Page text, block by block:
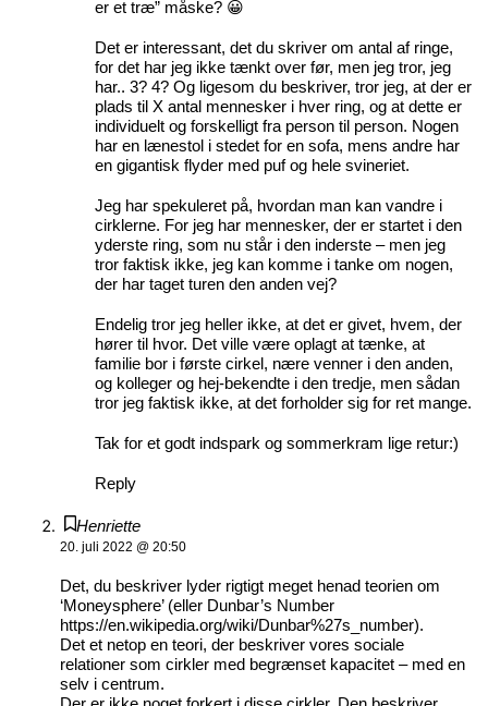
er et træ” måske? 😀
Det er interessant, det du skriver om antal af ringe,
for det har jeg ikke tænkt over før, men jeg tror, jeg
har.. 3? 4? Og ligesom du beskriver, tror jeg, at der er
plads til X antal mennesker i hver ring, og at dette er
individuelt og forskelligt fra person til person. Nogen
har en lænestol i stedet for en sofa, mens andre har
en gigantisk flyder med puf og hele svineriet.
Jeg har spekuleret på, hvordan man kan vandre i
cirklerne. For jeg har mennesker, der er startet i den
yderste ring, som nu står i den inderste – men jeg
tror faktisk ikke, jeg kan komme i tanke om nogen,
der har taget turen den anden vej?
Endelig tror jeg heller ikke, at det er givet, hvem, der
hører til hvor. Det ville være oplagt at tænke, at
familie bor i første cirkel, nære venner i den anden,
og kolleger og hej-bekendte i den tredje, men sådan
tror jeg faktisk ikke, at det forholder sig for ret mange.
Tak for et godt indspark og sommerkram lige retur:)
Reply
Henriette
20. juli 2022 @ 20:50
Det, du beskriver lyder rigtigt meget henad teorien om
‘Moneysphere’ (eller Dunbar’s Number
https://en.wikipedia.org/wiki/Dunbar%27s_number).
Det et netop en teori, der beskriver vores sociale
relationer som cirkler med begrænset kapacitet – med en
selv i centrum.